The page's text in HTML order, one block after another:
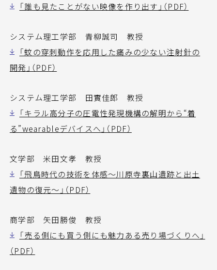
「誰も見たことがない映像を作り出す」（PDF）
システム理工学部 青柳誠司 教授
「蚊の穿刺動作を応用した痛みの少ない注射針の
開発」（PDF）
システム理工学部 田實佳郎 教授
「キラル高分子の圧電性発現機構の解明から“着
る”wearableデバイスへ」（PDF）
文学部 米田文孝 教授
「飛鳥時代の技術を体感～川原寺裏山遺跡と出土
遺物の復元～」（PDF）
商学部 矢田勝俊 教授
「売る側にも買う側にも魅力ある売り場づくりへ」
（PDF）